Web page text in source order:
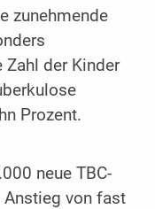
zunehmende
Zahl der Kinder
Prozent.
neue TBC-
von fast